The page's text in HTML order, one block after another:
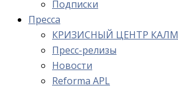
Подписки
Пресса
КРИЗИСНЫЙ ЦЕНТР КАЛМ
Пресс-релизы
Новости
Reforma APL